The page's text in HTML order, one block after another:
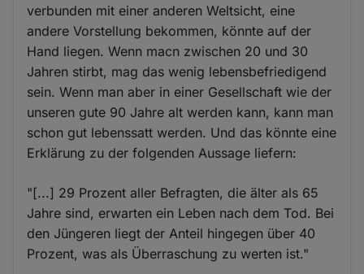
verbunden mit einer anderen Weltsicht, eine
andere Vorstellung bekommen, könnte auf der
Hand liegen. Wenn macn zwischen 20 und 30
Jahren stirbt, mag das wenig lebensbefriedigend
sein. Wenn man aber in einer Gesellschaft wie der
unseren gute 90 Jahre alt werden kann, kann man
schon gut lebenssatt werden. Und das könnte eine
Erklärung zu der folgenden Aussage liefern:
"[...] 29 Prozent aller Befragten, die älter als 65
Jahre sind, erwarten ein Leben nach dem Tod. Bei
den Jüngeren liegt der Anteil hingegen über 40
Prozent, was als Überraschung zu werten ist."